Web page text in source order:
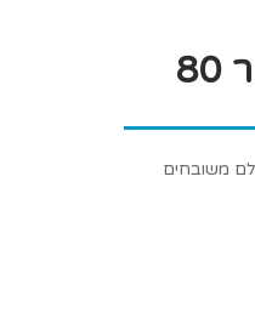
נוזל צחצוח לנעליים שחור 80